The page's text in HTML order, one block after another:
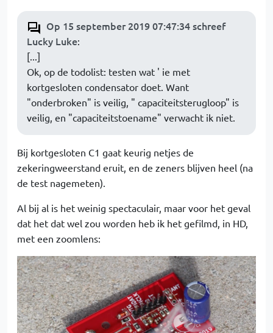
Op 15 september 2019 07:47:34 schreef
Lucky Luke:
[...]
Ok, op de todolist: testen wat ' ie met
kortgesloten condensator doet. Want
"onderbroken" is veilig, " capaciteitsterugloop" is
veilig, en "capaciteitstoename" verwacht ik niet.
Bij kortgesloten C1 gaat keurig netjes de
zekeringweerstand eruit, en de zeners blijven heel (na
de test nagemeten).
Al bij al is het weinig spectaculair, maar voor het geval
dat het dat wel zou worden heb ik het gefilmd, in HD,
met een zoomlens: